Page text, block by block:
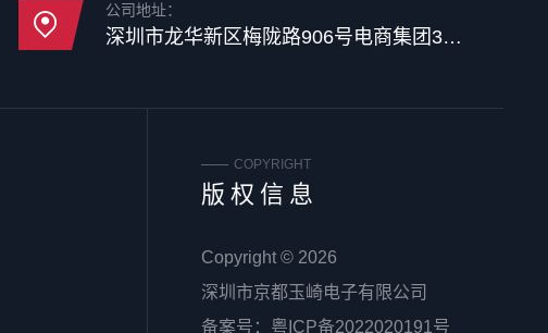
公司地址：
深圳市龙华新区梅陇路906号电商集团3楼整层
COPYRIGHT
版权信息
Copyright © 2026
深圳市京都玉崎电子有限公司
备案号： 粤ICP备2022020191号